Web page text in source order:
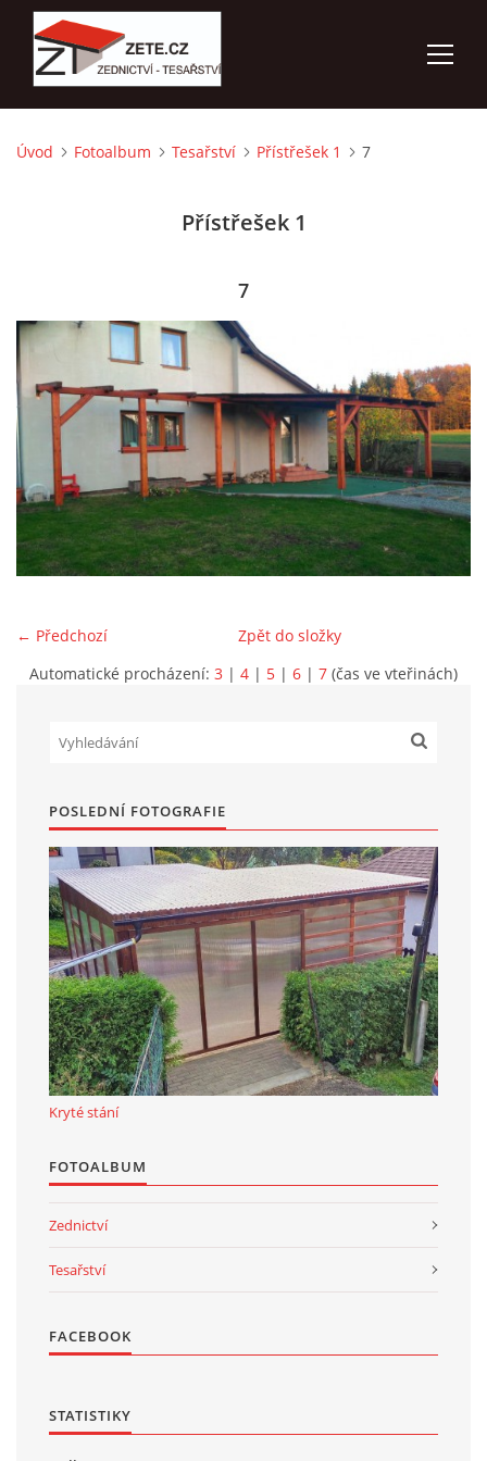
ÚVOD
KONTAKTY
3D VIZUALIZACE
Marek Petruželka
Studýnka 131
Hronov
+420 731561027
zete@zete.cz
www.zete.cz | Nahoru ↑
Úvod Fotoalbum Tesařství Přístřešek 1 7
Přístřešek 1
7
← Předchozí
Zpět do složky
Automatické procházení: 3 | 4 | 5 | 6 | 7 (čas ve vteřinách)
POSLEDNÍ FOTOGRAFIE
Kryté stání
FOTOALBUM
Zednictví
Tesařství
FACEBOOK
STATISTIKY